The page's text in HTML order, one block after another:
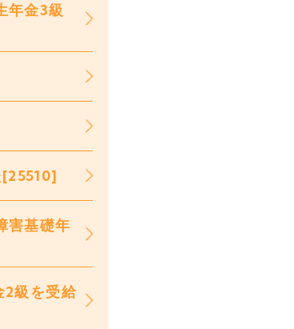
年金3級
害基礎年
2級を受給